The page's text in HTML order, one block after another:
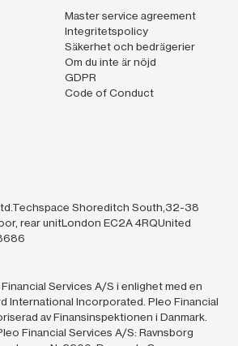
Master service agreement
Integritetspolicy
Säkerhet och bedrägerier
Om du inte är nöjd
GDPR
Code of Conduct
Shoreditch South,32-38
rear unitLondon EC2A 4RQUnited
Services A/S i enlighet med en
International Incorporated. Pleo Financial
av Finansinspektionen i Danmark.
Financial Services A/S: Ravnsborg